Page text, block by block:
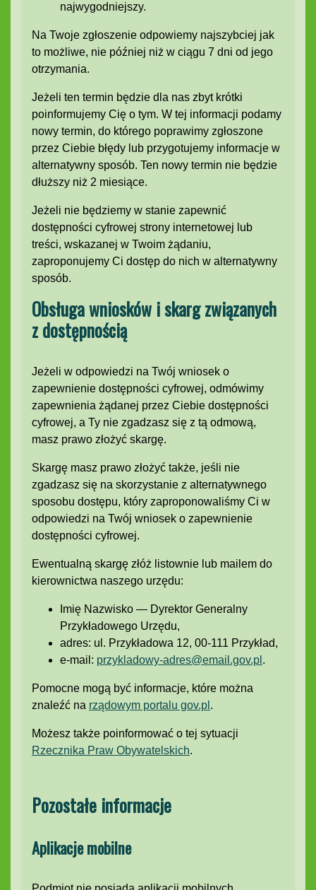
najwygodniejszy.
Na Twoje zgłoszenie odpowiemy najszybciej jak
to możliwe, nie później niż w ciągu 7 dni od jego
otrzymania.
Jeżeli ten termin będzie dla nas zbyt krótki
poinformujemy Cię o tym. W tej informacji podamy
nowy termin, do którego poprawimy zgłoszone
przez Ciebie błędy lub przygotujemy informacje w
alternatywny sposób. Ten nowy termin nie będzie
dłuższy niż 2 miesiące.
Jeżeli nie będziemy w stanie zapewnić
dostępności cyfrowej strony internetowej lub
treści, wskazanej w Twoim żądaniu,
zaproponujemy Ci dostęp do nich w alternatywny
sposób.
Obsługa wniosków i skarg związanych
z dostępnością
Jeżeli w odpowiedzi na Twój wniosek o
zapewnienie dostępności cyfrowej, odmówimy
zapewnienia żądanej przez Ciebie dostępności
cyfrowej, a Ty nie zgadzasz się z tą odmową,
masz prawo złożyć skargę.
Skargę masz prawo złożyć także, jeśli nie
zgadzasz się na skorzystanie z alternatywnego
sposobu dostępu, który zaproponowaliśmy Ci w
odpowiedzi na Twój wniosek o zapewnienie
dostępności cyfrowej.
Ewentualną skargę złóż listownie lub mailem do
kierownictwa naszego urzędu:
Imię Nazwisko — Dyrektor Generalny
Przykładowego Urzędu,
adres: ul. Przykładowa 12, 00-111 Przykład,
e-mail: przykladowy-adres@email.gov.pl .
Pomocne mogą być informacje, które można
znaleźć na rządowym portalu gov.pl .
Możesz także poinformować o tej sytuacji
Rzecznika Praw Obywatelskich.
Pozostałe informacje
Aplikacje mobilne